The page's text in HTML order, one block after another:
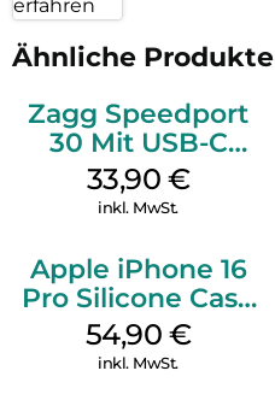
erfahren
Ähnliche Produkte
Zagg Speedport
30 Mit USB-C
Kabel Weiß
33,90 €
inkl. MwSt.
Apple iPhone 16
Pro Silicone Case
MagSafe Black
54,90 €
inkl. MwSt.